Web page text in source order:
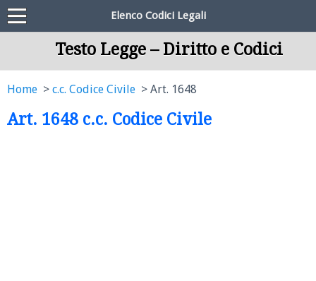
Elenco Codici Legali
Testo Legge – Diritto e Codici
Home c.c. Codice Civile Art. 1648
Art. 1648 c.c. Codice Civile